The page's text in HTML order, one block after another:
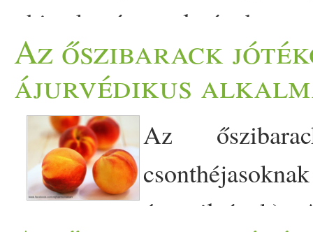
hivatkozó
eredeti tanulmány
Ironing out the facts
eredeti tanulmányhoz.
lektorálta és a stilisztikai
(Biológus, az Orvosi
Az őszibarack
ájurvédikus
Az
és szilvának).